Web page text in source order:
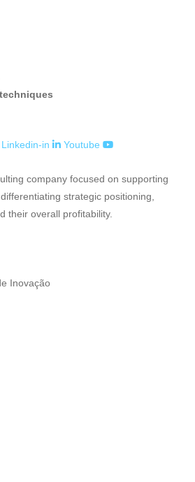
Linkedin-in Youtube
company focused on supporting
strategic positioning,
their overall profitability.
Inovação